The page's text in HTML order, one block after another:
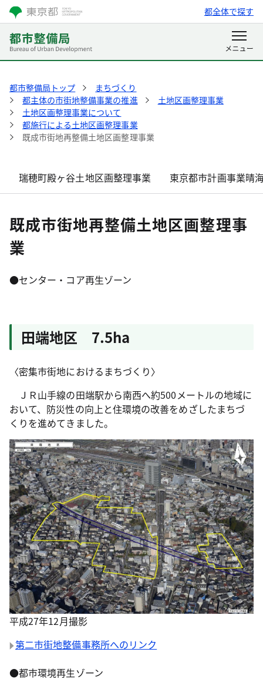
都全体で探す
都市整備局トップ
まちづくり
都主体の市街地整備事業の推進
土地区画整理事業
土地区画整理事業について
都施行による土地区画整理事業
既成市街地再整備土地区画整理事業
瑞穂町殿ヶ谷土地区画整理事業 東京都市計画事業晴
既成市街地再整備土地区画整理事
業
●センター・コア再生ゾーン
田端地区 7.5ha
〈密集市街地におけるまちづくり〉
ＪＲ山手線の田端駅から南西へ約500メートルの地域に
おいて、防災性の向上と住環境の改善をめざしたまちづ
くりを進めてきました。
平成27年12月撮影
第二市街地整備事務所へのリンク
●都市環境再生ゾーン